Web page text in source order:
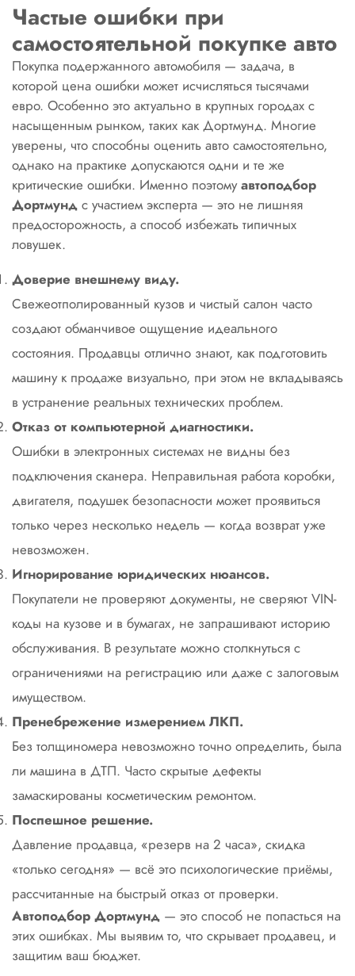
Частые ошибки при
самостоятельной покупке авто
Покупка подержанного автомобиля — задача, в
которой цена ошибки может исчисляться тысячами
евро. Особенно это актуально в крупных городах с
насыщенным рынком, таких как Дортмунд. Многие
уверены, что способны оценить авто самостоятельно,
однако на практике допускаются одни и те же
критические ошибки. Именно поэтомуавтоподбор
Дортмунд с участием эксперта — это не лишняя
предосторожность, а способ избежать типичных
ловушек.
Доверие внешнему виду.
Свежеотполированный кузов и чистый салон часто
создают обманчивое ощущение идеального
состояния. Продавцы отлично знают, как подготовить
машину к продаже визуально, при этом не вкладываясь
в устранение реальных технических проблем.
Отказ от компьютерной диагностики.
Ошибки в электронных системах не видны без
подключения сканера. Неправильная работа коробки,
двигателя, подушек безопасности может проявиться
только через несколько недель — когда возврат уже
невозможен.
Игнорирование юридических нюансов.
Покупатели не проверяют документы, не сверяют VIN-
коды на кузове и в бумагах, не запрашивают историю
обслуживания. В результате можно столкнуться с
ограничениями на регистрацию или даже с залоговым
имуществом.
Пренебрежение измерением ЛКП.
Без толщиномера невозможно точно определить, была
ли машина в ДТП. Часто скрытые дефекты
замаскированы косметическим ремонтом.
Поспешное решение.
Давление продавца, «резерв на 2 часа», скидка
«только сегодня» — всё это психологические приёмы,
рассчитанные на быстрый отказ от проверки.
Автоподбор Дортмунд — это способ не попасться на
этих ошибках. Мы выявим то, что скрывает продавец, и
защитим ваш бюджет.